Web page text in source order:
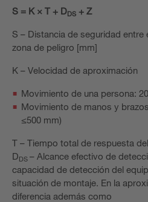
S = K × T + DDS + Z
S – Distancia de seguridad
zona de peligro [mm]
K – Velocidad de aproximación
Movimiento de una persona:
Movimiento de manos y
≤500 mm)
T – Tiempo total de respuesta
DDS – Alcance efectivo de
capacidad de detección del
situación de montaje. En la
diferencia además como